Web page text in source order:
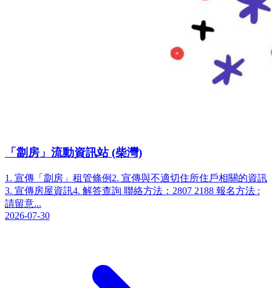
「劏房」流動資訊站 (柴灣)
1. 宣傳「劏房」租管條例2. 宣傳與不適切住所住戶相關的資訊
3. 宣傳房屋資訊4. 解答查詢 聯絡方法：2807 2188 報名方法 :
請留意...
2026-07-30